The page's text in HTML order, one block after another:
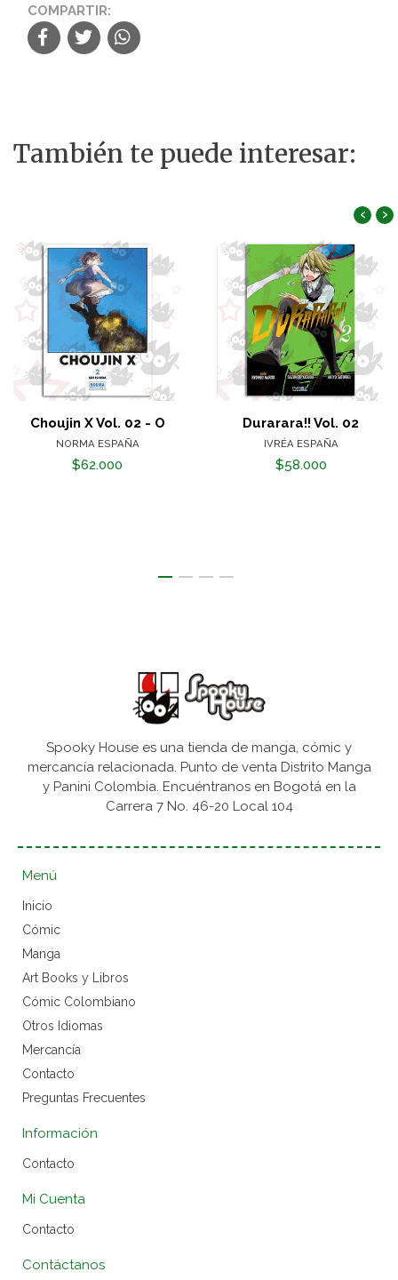
COMPARTIR:
También te puede interesar:
Choujin X Vol. 02 - O
NORMA ESPAÑA
$62.000
Durarara!! Vol. 02
IVRÉA ESPAÑA
$58.000
‹ ›
Spooky House es una tienda de manga, cómic y
mercancía relacionada. Punto de venta Distrito Manga
y Panini Colombia. Encuéntranos en Bogotá en la
Carrera 7 No. 46-20 Local 104
Menú
Inicio
Cómic
Manga
Art Books y Libros
Cómic Colombiano
Otros Idiomas
Mercancía
Contacto
Preguntas Frecuentes
Información
Contacto
Mi Cuenta
Contacto
Contáctanos